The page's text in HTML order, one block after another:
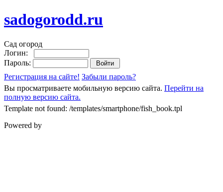
sadogorodd.ru
Сад огород
Логин:
Пароль:
Регистрация на сайте! Забыли пароль?
Вы просматриваете мобильную версию сайта. Перейти на
полную версию сайта.
Template not found: /templates/smartphone/fish_book.tpl
Powered by